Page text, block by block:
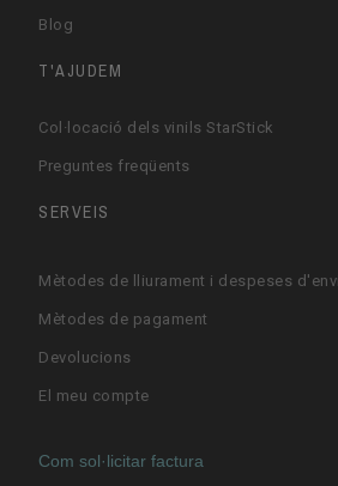
Blog
T'AJUDEM
Col·locació dels vinils StarStick
Preguntes freqüents
SERVEIS
Mètodes de lliurament i despeses
Mètodes de pagament
Devolucions
El meu compte
Com sol·licitar factura